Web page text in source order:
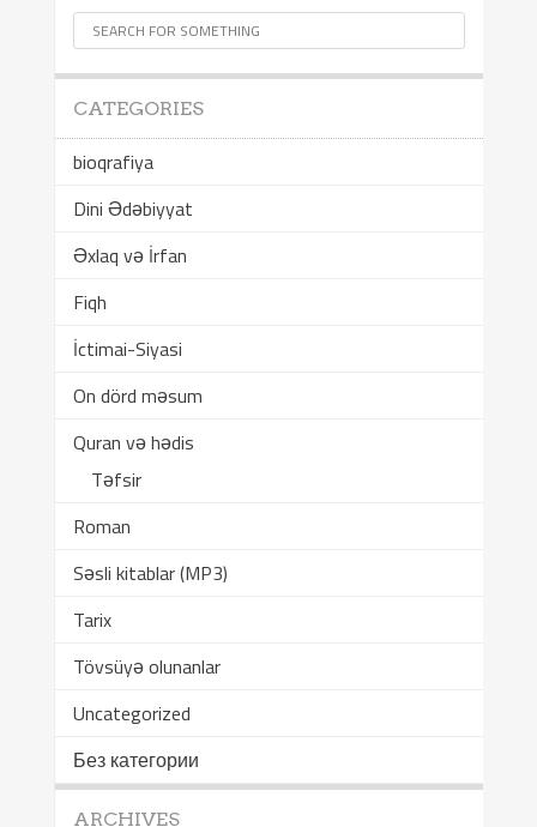
CATEGORIES
bioqrafiya
Dini Ədəbiyyat
Əxlaq və İrfan
Fiqh
İctimai-Siyasi
On dörd məsum
Quran və hədis
Təfsir
Roman
Səsli kitablar (MP3)
Tarix
Tövsüyə olunanlar
Uncategorized
Без категории
ARCHIVES